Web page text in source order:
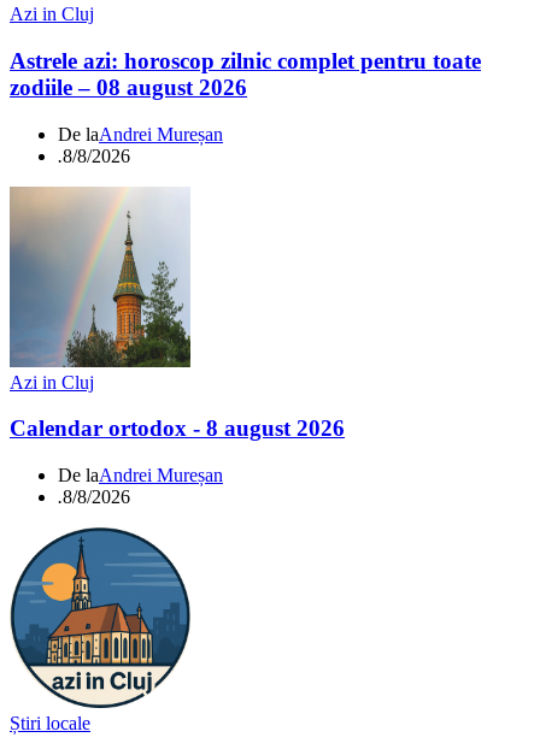
Azi in Cluj
Astrele azi: horoscop zilnic complet pentru toate
zodiile – 08 august 2026
De laAndrei Mureșan
.8/8/2026
Azi in Cluj
Calendar ortodox - 8 august 2026
De laAndrei Mureșan
.8/8/2026
Știri locale